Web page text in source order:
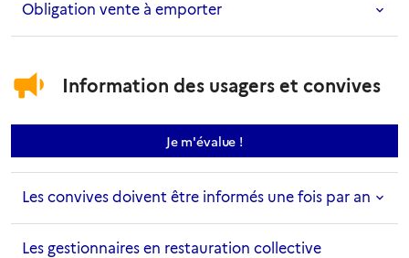
Obligation vente à emporter
Information des usagers et convives
Je m'évalue sur la mesure Information
!
Les convives doivent être informés une fois par an
Les gestionnaires en restauration collective